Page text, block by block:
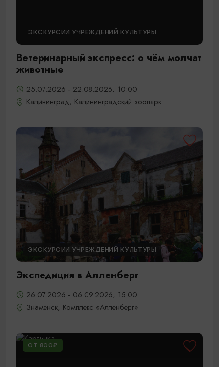
ЭКСКУРСИИ УЧРЕЖДЕНИЙ КУЛЬТУРЫ
Ветеринарный экспресс: о чём молчат
животные
25.07.2026 - 22.08.2026, 10:00
Калининград, Калининградский зоопарк
ЭКСКУРСИИ УЧРЕЖДЕНИЙ КУЛЬТУРЫ
Экспедиция в Алленберг
26.07.2026 - 06.09.2026, 15:00
Знаменск, Комплекс «Алленберг»
ОТ 800₽